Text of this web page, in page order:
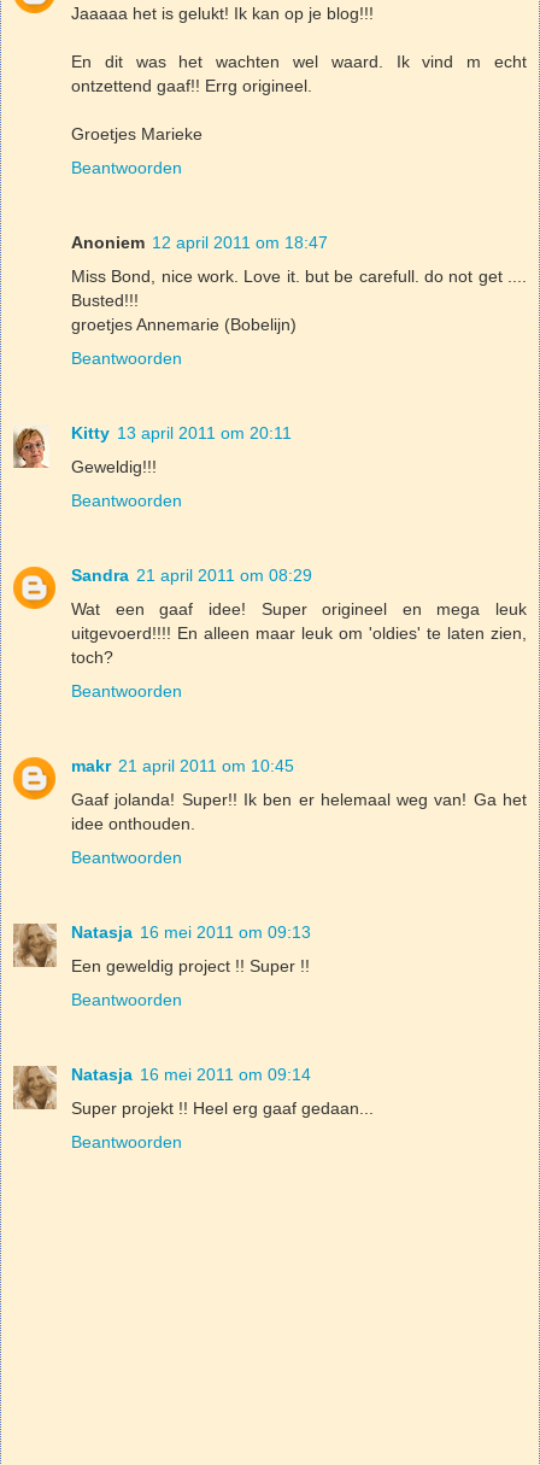
Jaaaaa het is gelukt! Ik kan op je blog!!!
En dit was het wachten wel waard. Ik vind m echt
ontzettend gaaf!! Errg origineel.
Groetjes Marieke
Beantwoorden
Anoniem 12 april 2011 om 18:47
Miss Bond, nice work. Love it. but be carefull. do not get ....
Busted!!!
groetjes Annemarie (Bobelijn)
Beantwoorden
Kitty 13 april 2011 om 20:11
Geweldig!!!
Beantwoorden
Sandra 21 april 2011 om 08:29
Wat een gaaf idee! Super origineel en mega leuk
uitgevoerd!!!! En alleen maar leuk om 'oldies' te laten zien,
toch?
Beantwoorden
makr 21 april 2011 om 10:45
Gaaf jolanda! Super!! Ik ben er helemaal weg van! Ga het
idee onthouden.
Beantwoorden
Natasja 16 mei 2011 om 09:13
Een geweldig project !! Super !!
Beantwoorden
Natasja 16 mei 2011 om 09:14
Super projekt !! Heel erg gaaf gedaan...
Beantwoorden